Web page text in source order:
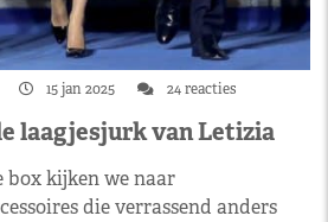
15 jan 2025 24 reacties
laagjesjurk van Letizia
box kijken we naar
die verrassend anders